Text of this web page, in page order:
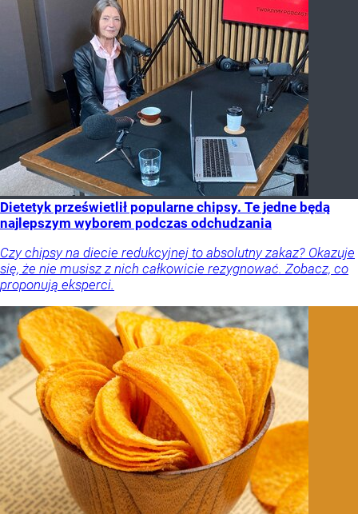
Dietetyk prześwietlił popularne chipsy. Te jedne będą
najlepszym wyborem podczas odchudzania
Czy chipsy na diecie redukcyjnej to absolutny zakaz? Okazuje
się, że nie musisz z nich całkowicie rezygnować. Zobacz, co
proponują eksperci.